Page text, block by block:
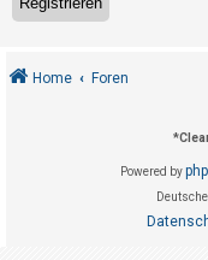
n
e Home Foren
*
Powered by